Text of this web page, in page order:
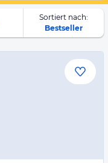
Sortiert nach:
Bestseller